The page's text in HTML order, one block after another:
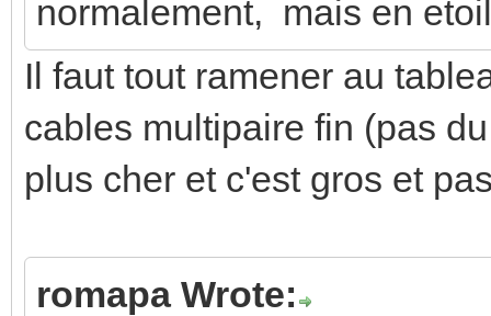
normalement, mais en
Il faut tout ramener au
cables multipaire fin (pas
plus cher et c'est gros et
romapa Wrote: